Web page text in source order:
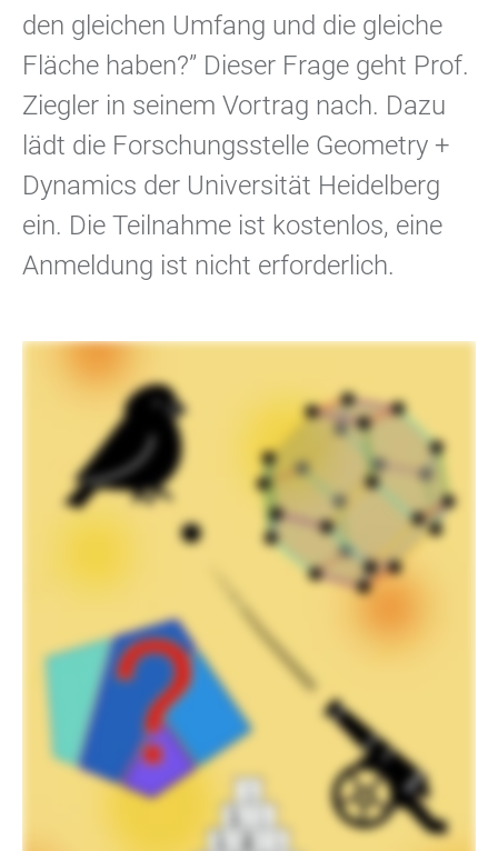
den gleichen Umfang und die gleiche
Fläche haben?” Dieser Frage geht Prof.
Ziegler in seinem Vortrag nach. Dazu
lädt die Forschungsstelle Geometry +
Dynamics der Universität Heidelberg
ein. Die Teilnahme ist kostenlos, eine
Anmeldung ist nicht erforderlich.